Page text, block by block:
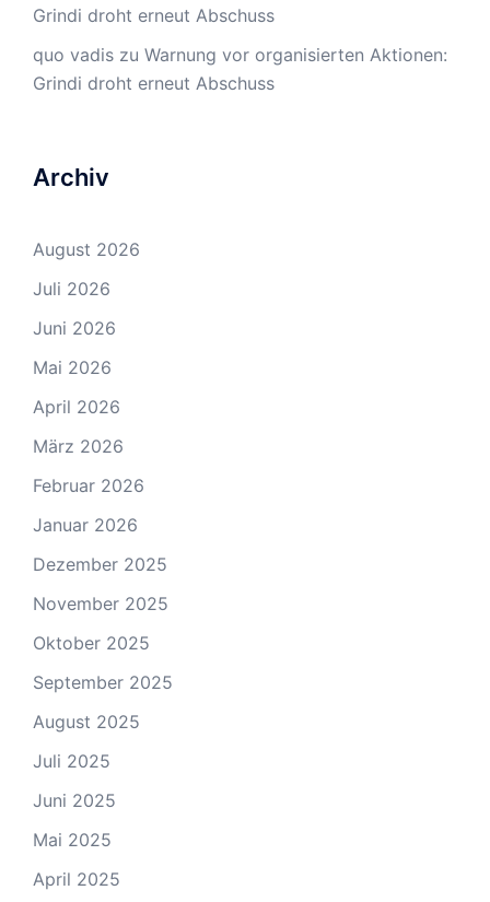
Grindi droht erneut Abschuss
quo vadis zu Warnung vor organisierten Aktionen:
Grindi droht erneut Abschuss
Archiv
August 2026
Juli 2026
Juni 2026
Mai 2026
April 2026
März 2026
Februar 2026
Januar 2026
Dezember 2025
November 2025
Oktober 2025
September 2025
August 2025
Juli 2025
Juni 2025
Mai 2025
April 2025